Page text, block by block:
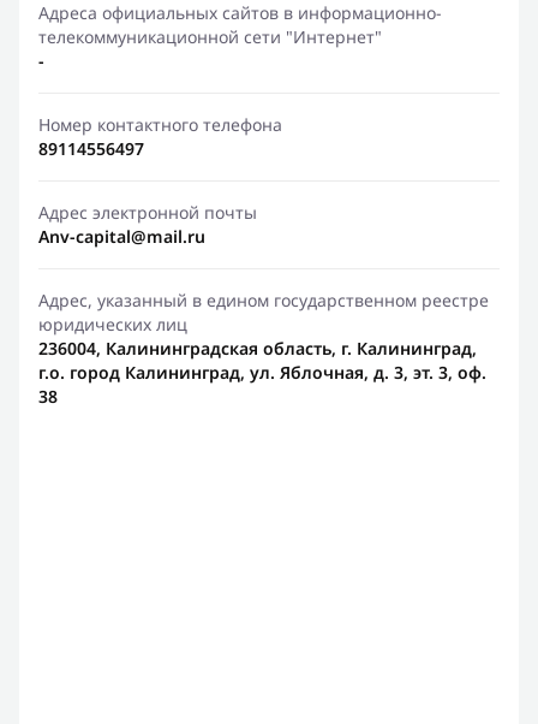
Адреса официальных сайтов в информационно-
телекоммуникационной сети "Интернет"
-
Номер контактного телефона
89114556497
Адрес электронной почты
Anv-capital@mail.ru
Адрес, указанный в едином государственном реестре
юридических лиц
236004, Калининградская область, г. Калининград,
г.о. город Калининград, ул. Яблочная, д. 3, эт. 3, оф.
38